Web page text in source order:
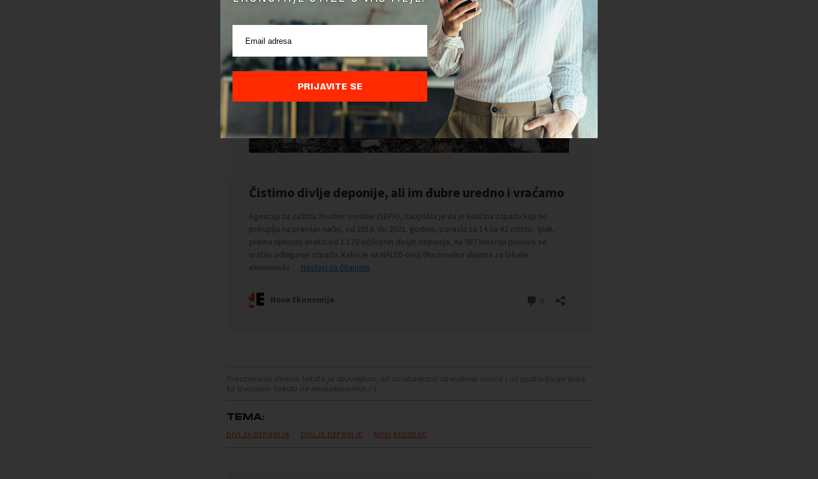
Preuzimanje delova teksta je dozvoljeno, ali uz obavezno navođenje izvora i uz postavljanje linka
ka izvornom tekstu na novaekonomija.rs
TEMA:
DIVLJA DEPONIJA DIVLJE DEPONIJE NOVI BEOGRAD
PRIJAVITE SE